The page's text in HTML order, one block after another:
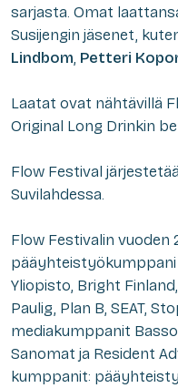
sarjasta. Omat
Susijengin jäsenet,
Lindbom, Petteri
Laatat ovat nähtävillä
Original Long Drinkin
Flow Festival
Suvilahdessa.
Flow Festivalin vuoden
Yliopisto, Bright
Paulig, Plan B, SEAT,
mediakumppanit
Sanomat ja Resident
kumppanit: